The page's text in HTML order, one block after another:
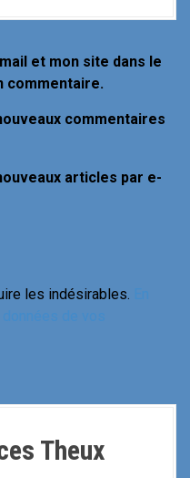
et mon site dans le
commentaire.
commentaires
articles par e-
les indésirables.
Theux